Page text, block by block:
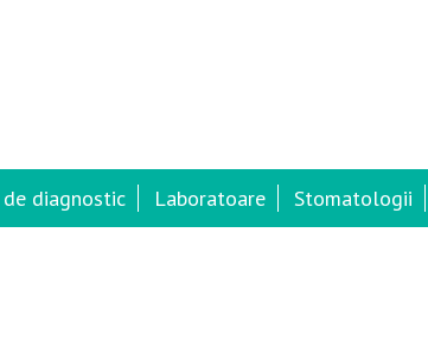
de diagnostic Laboratoare Stomatologii